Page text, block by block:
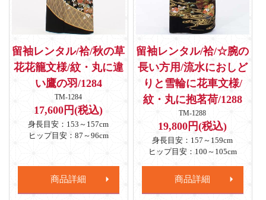
留袖レンタル/袷/秋の草
花花籠文様/紋・丸に違
い鷹の羽/1284
TM-1284
17,600円(税込)
身長目安：153～157cm
ヒップ目安：87～96cm
商品詳細
留袖レンタル/袷/☆腕の
長い方用/流水におしど
りと雪輪に花車文様/
紋・丸に抱茗荷/1288
TM-1288
19,800円(税込)
身長目安：157～159cm
ヒップ目安：100～105cm
商品詳細